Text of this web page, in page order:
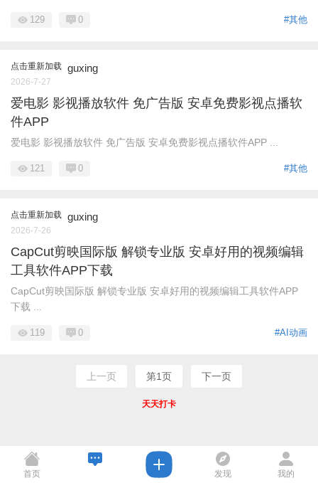
#其他
129 0
点击重新加载 guxing
2026-7-27
爱电影 影视播放软件 免广告版 安卓免费影视点播软
件APP
爱电影 影视播放软件 免广告版 安卓免费影视点播软件APP ...
#其他
121 0
点击重新加载 guxing
2026-7-26
CapCut剪映国际版 解锁专业版 安卓好用的视频编辑
工具软件APP下载
CapCut剪映国际版 解锁专业版 安卓好用的视频编辑工具软件APP
下载 ...
#AI动画
119 0
上一页 第1页 下一页
天天打卡
首页 发现 我的